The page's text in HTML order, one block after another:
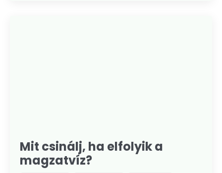
Mit csinálj, ha elfolyik a
magzatvíz?